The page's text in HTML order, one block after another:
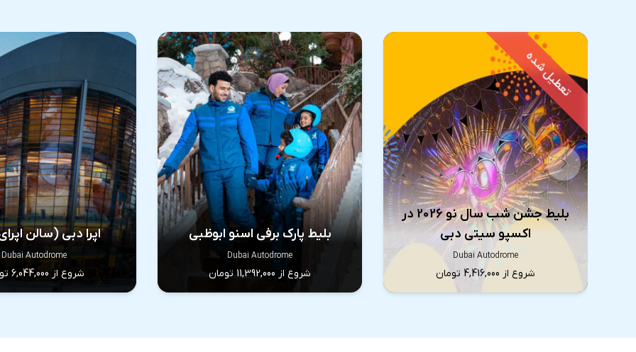
بلیط جشن شب سال نو 2026 در
اکسپو سیتی دبی
Dubai Autodrome
شروع از 4,416,000 تومان
بلیط پارک برفی اسنو ابوظبی
Dubai Autodrome
شروع از 11,392,000 تومان
اپرا دبی (سالن
Dubai Autodrome
شروع از 6,044,000 تومان